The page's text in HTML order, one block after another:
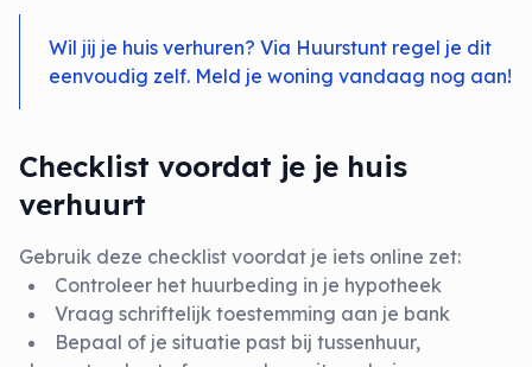
Wil jij je huis verhuren? Via Huurstunt regel je dit
eenvoudig zelf. Meld je woning vandaag nog aan!
Checklist voordat je je huis
verhuurt
Gebruik deze checklist voordat je iets online zet:
Controleer het huurbeding in je hypotheek
Vraag schriftelijk toestemming aan je bank
Bepaal of je situatie past bij tussenhuur,